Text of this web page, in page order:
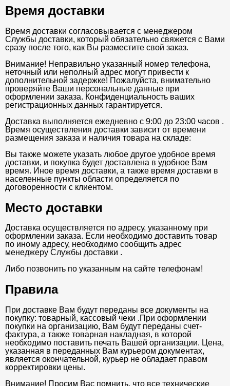
Время доставки
Время доставки согласовывается с менеджером
Службы доставки, который обязательно свяжется с Вами
сразу после того, как Вы разместите свой заказ.
Внимание! Неправильно указанный номер телефона,
неточный или неполный адрес могут привести к
дополнительной задержке! Пожалуйста, внимательно
проверяйте Ваши персональные данные при
оформлении заказа. Конфиденциальность ваших
регистрационных данных гарантируется.
Доставка выполняется ежедневно с 9:00 до 23:00 часов .
Время осуществления доставки зависит от времени
размещения заказа и наличия товара на складе:
Вы также можете указать любое другое удобное время
доставки, и покупка будет доставлена в удобное Вам
время. Иное время доставки, а также время доставки в
населенные пункты области определяется по
договоренности с клиентом.
Место доставки
Доставка осуществляется по адресу, указанному при
оформлении заказа. Если необходимо доставить товар
по иному адресу, необходимо сообщить адрес
менеджеру Службы доставки .
Либо позвонить по указанным на сайте телефонам!
Правила
При доставке Вам будут переданы все документы на
покупку: товарный, кассовый чеки .При оформлении
покупки на организацию, Вам будут переданы счет-
фактура, а также товарная накладная, в которой
необходимо поставить печать Вашей организации. Цена,
указанная в переданных Вам курьером документах,
является окончательной, курьер не обладает правом
корректировки цены.
Внимание! Просим Вас помнить, что все технические